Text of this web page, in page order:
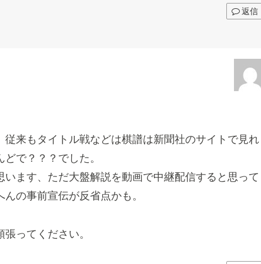
返信
来もタイトル戦などは棋譜は新聞社のサイトで見れ
で？？？でした。
ます、ただ大盤解説を動画で中継配信すると思って
の事前宣伝が反省点かも。
ってください。